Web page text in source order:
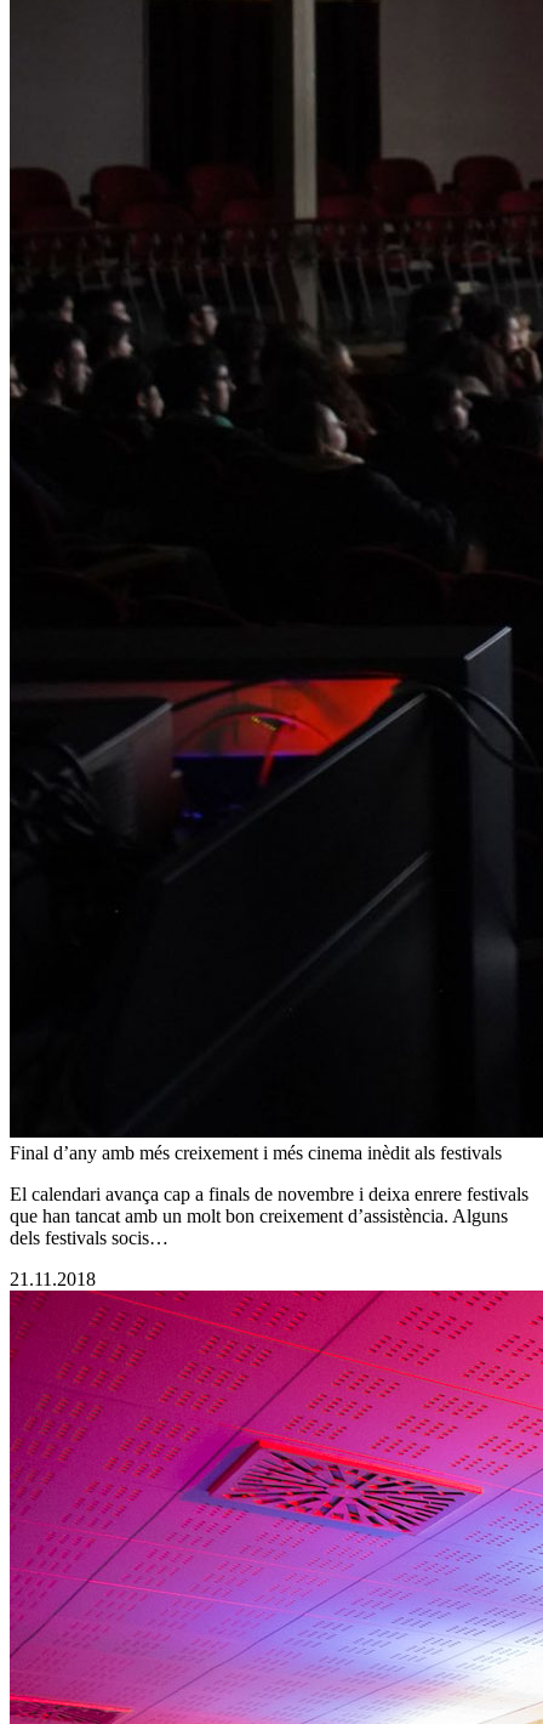
Final d’any amb més creixement i més cinema inèdit als festivals
El calendari avança cap a finals de novembre i deixa enrere festivals
que han tancat amb un molt bon creixement d’assistència. Alguns
dels festivals socis…
21.11.2018